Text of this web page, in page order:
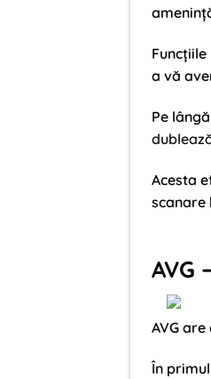
a vă
Pe
Acesta
scanare
AVG
AVG
În